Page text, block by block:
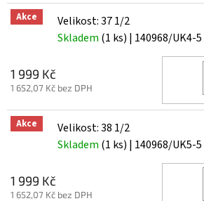
Akce
Velikost: 37 1/2
Skladem (1 ks) | 140968/UK4-5
1 999 Kč
1 652,07 Kč bez DPH
Akce
Velikost: 38 1/2
Skladem (1 ks) | 140968/UK5-5
1 999 Kč
1 652,07 Kč bez DPH